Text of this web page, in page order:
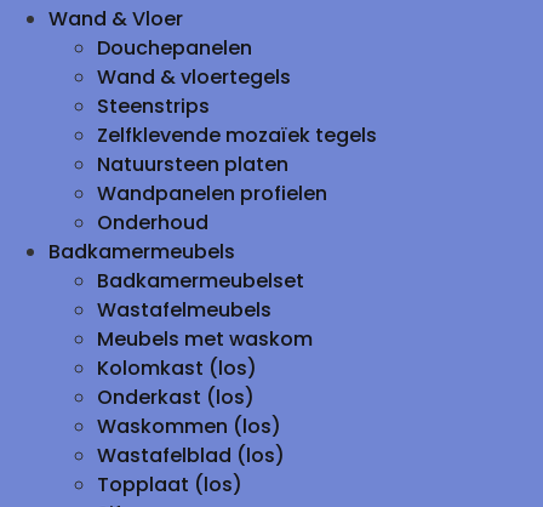
Wand & Vloer
Douchepanelen
Wand & vloertegels
Steenstrips
Zelfklevende mozaïek tegels
Natuursteen platen
Wandpanelen profielen
Onderhoud
Badkamermeubels
Badkamermeubelset
Wastafelmeubels
Meubels met waskom
Kolomkast (los)
Onderkast (los)
Waskommen (los)
Wastafelblad (los)
Topplaat (los)